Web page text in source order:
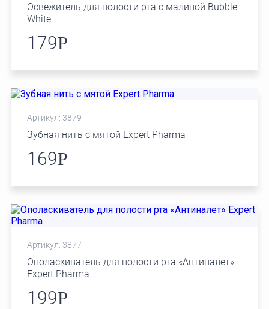
Освежитель для полости рта с малиной Bubble
White
179Р
Артикул: 3879
Зубная нить с мятой Expert Pharma
169Р
Артикул: 3877
Ополаскиватель для полости рта «Антиналет»
Expert Pharma
199Р